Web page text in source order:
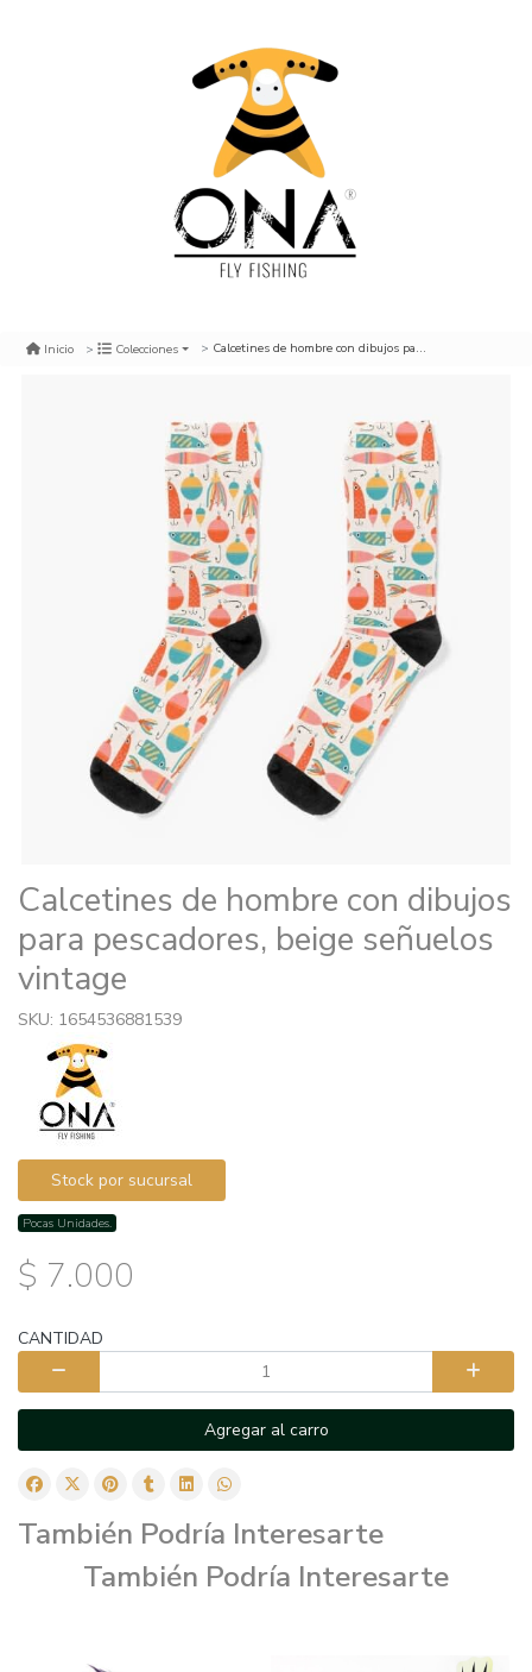
Inicio Colecciones Calcetines de hombre con dibujos para pescadores, beige señuelos vintage
Calcetines de hombre con dibujos
para pescadores, beige señuelos
vintage
SKU: 1654536881539
Stock por sucursal
Pocas Unidades.
$ 7.000
CANTIDAD
Agregar al carro
También Podría Interesarte
También Podría Interesarte